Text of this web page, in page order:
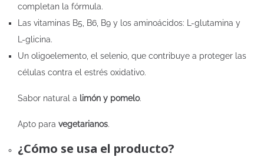
completan la fórmula.
Las vitaminas B5, B6, B9 y los aminoácidos: L-glutamina y
L-glicina.
Un oligoelemento, el selenio, que contribuye a proteger las
células contra el estrés oxidativo.
Sabor natural a limón y pomelo.
Apto para vegetarianos.
¿Cómo se usa el producto?